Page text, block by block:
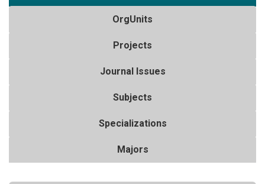
OrgUnits
Projects
Journal Issues
Subjects
Specializations
Majors